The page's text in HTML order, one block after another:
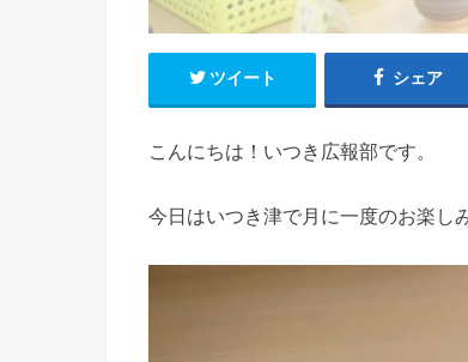
ツイート シェア
こんにちは！いつき広報部です。
今日はいつき津で月に一度のお楽し